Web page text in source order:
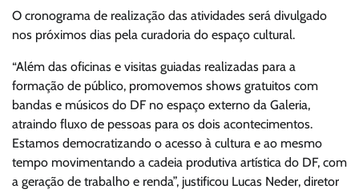
O cronograma de realização das atividades será divulgado
nos próximos dias pela curadoria do espaço cultural.
“Além das oficinas e visitas guiadas realizadas para a
formação de público, promovemos shows gratuitos com
bandas e músicos do DF no espaço externo da Galeria,
atraindo fluxo de pessoas para os dois acontecimentos.
Estamos democratizando o acesso à cultura e ao mesmo
tempo movimentando a cadeia produtiva artística do DF, com
a geração de trabalho e renda”, justificou Lucas Neder, diretor